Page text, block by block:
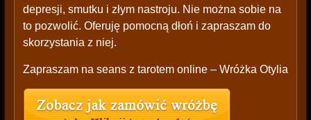
depresji, smutku i złym nastroju. Nie można sobie na
to pozwolić. Oferuję pomocną dłoń i zapraszam do
skorzystania z niej.
Zapraszam na seans z tarotem online – Wróżka Otylia